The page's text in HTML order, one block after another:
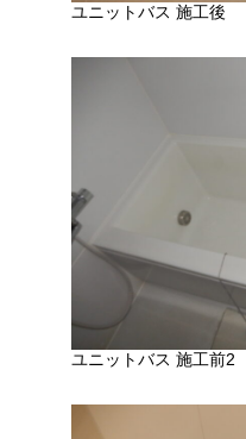
ユニットバス 施工後
ユニットバス 施工前2